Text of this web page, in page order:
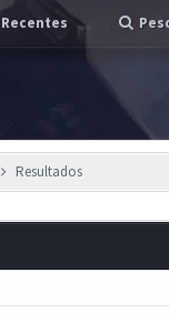
Recentes
Resultados